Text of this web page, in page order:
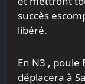
succès
libéré.
En N3 , poule
déplacera à